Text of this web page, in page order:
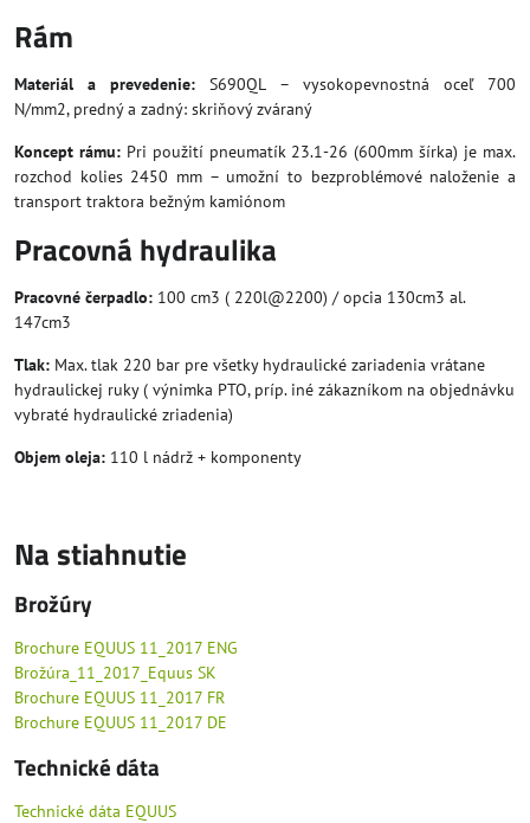
Rám
Materiál a prevedenie:S690QL – vysokopevnostná oceľ 700
N/mm2, predný a zadný: skriňový zváraný
Koncept rámu: Pri použití pneumatík 23.1-26 (600mm šírka) je max.
rozchod kolies 2450 mm – umožní to bezproblémové naloženie a
transport traktora bežným kamiónom
Pracovná hydraulika
Pracovné čerpadlo: 100 cm3 ( 220l@2200) / opcia 130cm3 al.
147cm3
Tlak: Max. tlak 220 bar pre všetky hydraulické zariadenia vrátane
hydraulickej ruky ( výnimka PTO, príp. iné zákazníkom na objednávku
vybraté hydraulické zriadenia)
Objem oleja: 110 l nádrž + komponenty
Na stiahnutie
Brožúry
Brochure EQUUS 11_2017 ENG
Brožúra_11_2017_Equus SK
Brochure EQUUS 11_2017 FR
Brochure EQUUS 11_2017 DE
Technické dáta
Technické dáta EQUUS